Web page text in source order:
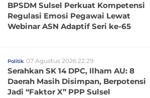
BPSDM Sulsel Perkuat Kompetensi
Regulasi Emosi Pegawai Lewat
Webinar ASN Adaptif Seri ke-65
Politik 07 Agustus 2026 22:29
Serahkan SK 14 DPC, Ilham AU: 8
Daerah Masih Disimpan, Berpotensi
Jadi “Faktor X” PPP Sulsel